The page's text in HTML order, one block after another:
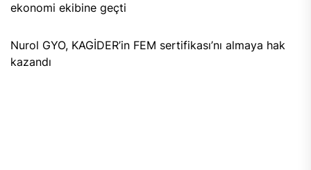
ekonomi ekibine geçti
Nurol GYO, KAGİDER’in FEM sertifikası’nı almaya hak
kazandı